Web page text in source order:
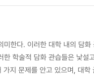
한다. 이러한 대학 내의 담
은 낯설고 새로운 것이기 때문에, 대
지 문제를 안고 있으며, 대